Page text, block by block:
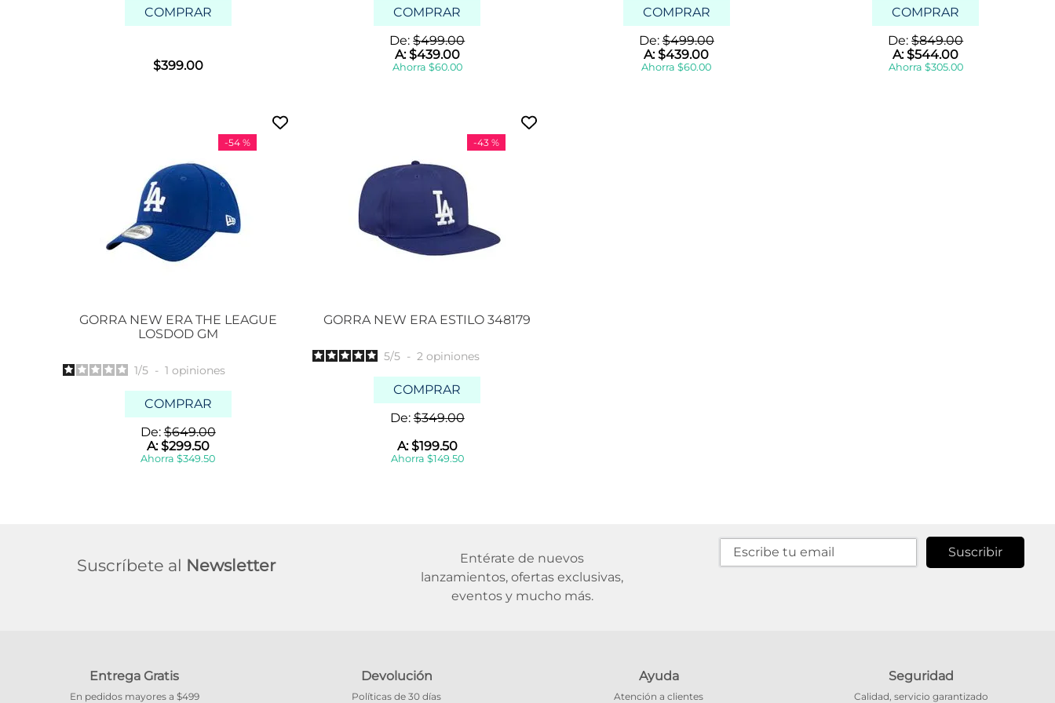
COMPRAR
$399.00
COMPRAR
De:$499.00
A:$439.00
Ahorra $60.00
COMPRAR
De:$499.00
A:$439.00
Ahorra$60.00
COMPRAR
De:$849.00
A:$544.00
Ahorra $305.00
-54 %
GORRA NEW ERA THE LEAGUE
LOSDOD GM
1/5 - 1 opiniones
COMPRAR
De:$649.00
A:$299.50
Ahorra$349.50
-43 %
GORRA NEW ERA ESTILO 348179
5/5 - 2 opiniones
COMPRAR
De:$349.00
A:$199.50
Ahorra $149.50
Suscríbete al Newsletter
Entérate de nuevos
lanzamientos, ofertas exclusivas,
eventos y mucho más.
Suscribir
Entrega Gratis
En pedidos mayores a $499
Devolución
Políticas de 30 días
Ayuda
Atención a clientes
Seguridad
Calidad, servicio garantizado